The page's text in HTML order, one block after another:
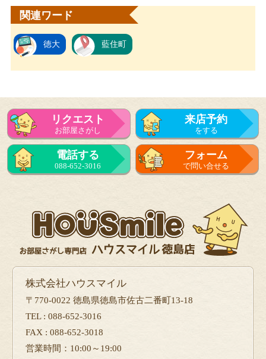
関連ワード
徳大 藍住町
リクエスト
お部屋さがし
来店予約
をする
電話する
088-652-3016
フォーム
で問い合せる
株式会社ハウスマイル
〒770-0022 徳島県徳島市佐古二番町13-18
TEL : 088-652-3016
FAX : 088-652-3018
営業時間：10:00～19:00